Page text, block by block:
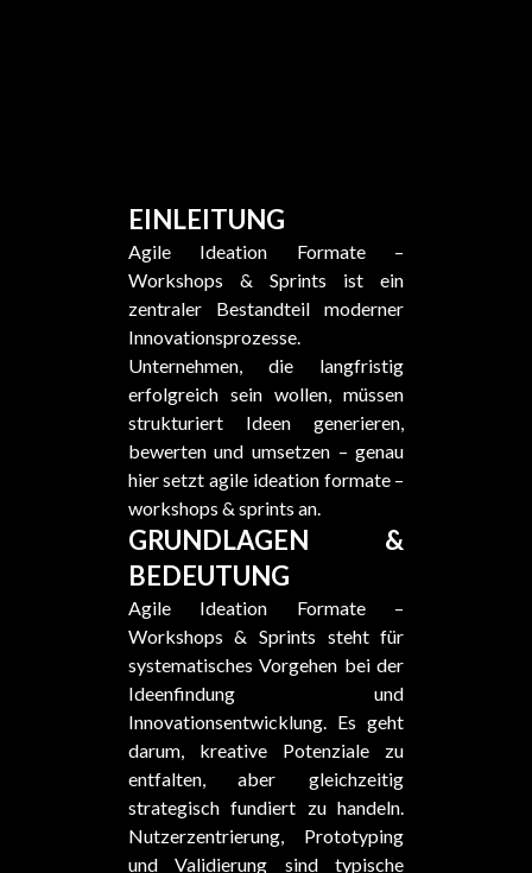
EINLEITUNG
Agile Ideation Formate –
Workshops & Sprints ist ein
zentraler Bestandteil moderner
Innovationsprozesse.
Unternehmen, die langfristig
erfolgreich sein wollen, müssen
strukturiert Ideen generieren,
bewerten und umsetzen – genau
hier setzt agile ideation formate –
workshops & sprints an.
GRUNDLAGEN &
BEDEUTUNG
Agile Ideation Formate –
Workshops & Sprints steht für
systematisches Vorgehen bei der
Ideenfindung und
Innovationsentwicklung. Es geht
darum, kreative Potenziale zu
entfalten, aber gleichzeitig
strategisch fundiert zu handeln.
Nutzerzentrierung, Prototyping
und Validierung sind typische